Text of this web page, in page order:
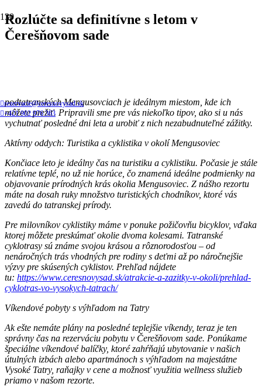
rezervacie@ceresnovysad.sk
+421 902 976 363
Rozlúčte sa definitívne s letom v
Čerešňovom sade
podtatranských Mengusovciach je ideálnym miestom, kde ich
môžete prežiť. Pripravili sme pre vás niekoľko tipov, ako si u nás
vychutnať posledné dni leta a urobiť z nich nezabudnuteľné zážitky.
Aktívny oddych: Turistika a cyklistika v okolí Mengusoviec
Končiace leto je ideálny čas na turistiku a cyklistiku. Počasie je stále
relatívne teplé, no už nie horúce, čo znamená ideálne podmienky na
objavovanie prírodných krás okolia Mengusoviec. Z nášho rezortu
máte na dosah ruky množstvo turistických chodníkov, ktoré vás
zavedú do tatranskej prírody.
Pre milovníkov cyklistiky máme v ponuke požičovňu bicyklov, vďaka
ktorej môžete preskúmať okolie dvoma kolesami. Tatranské
cyklotrasy sú známe svojou krásou a rôznorodosťou – od
nenáročných trás vhodných pre rodiny s deťmi až po náročnejšie
výzvy pre skúsených cyklistov. Prehľad nájdete
tu: https://www.ceresnovysad.sk/atrakcie-a-zazitky-v-okoli/prehlad-
cyklotras-vo-vysokych-tatrach/
Víkendové pobyty s výhľadom na Tatry
Ak ešte nemáte plány na posledné teplejšie víkendy, teraz je ten
správny čas na rezerváciu pobytu v Čerešňovom sade. Ponúkame
špeciálne víkendové balíčky, ktoré zahŕňajú ubytovanie v našich
útulných izbách alebo apartmánoch s výhľadom na majestátne
Vysoké Tatry, raňajky v cene a možnosť využitia wellness služieb
priamo v našom rezorte.